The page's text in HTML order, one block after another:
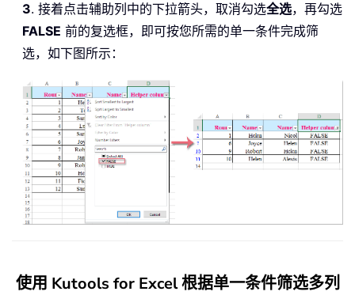
3. 接着点击辅助列中的下拉箭头，取消勾选全选，再勾选
FALSE 前的复选框，即可按您所需的单一条件完成筛
选，如下图所示：
使用 Kutools for Excel 根据单一条件筛选多列